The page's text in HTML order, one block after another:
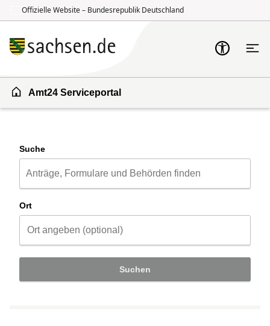
Offizielle Website – Bundesrepublik Deutschland
Amt24 Serviceportal
Suche
Ort
Suchen